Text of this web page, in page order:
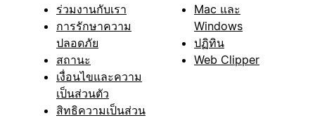
ร่วมงานกับเรา
การรักษาความ
ปลอดภัย
สถานะ
เงื่อนไขและความ
เป็นส่วนตัว
สิทธิความเป็นส่วน
Mac และ
Windows
ปฏิทิน
Web Clipper